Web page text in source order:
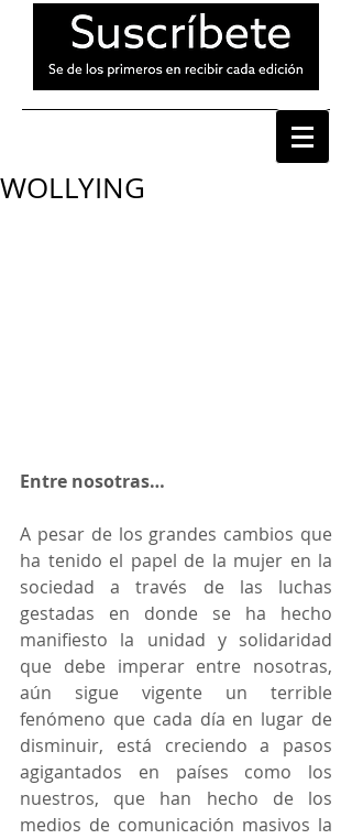
WOLLYING
Entre nosotras…
A pesar de los grandes cambios que
ha tenido el papel de la mujer en la
sociedad a través de las luchas
gestadas en donde se ha hecho
manifiesto la unidad y solidaridad
que debe imperar entre nosotras,
aún sigue vigente un terrible
fenómeno que cada día en lugar de
disminuir, está creciendo a pasos
agigantados en países como los
nuestros, que han hecho de los
medios de comunicación masivos la